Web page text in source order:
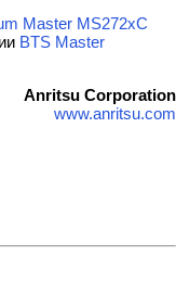
Master MS272xC
BTS Master
Anritsu Corporation
www.anritsu.com